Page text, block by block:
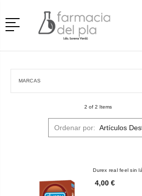
Menú
MARCAS
2 of 2 Items
Ordenar por:
Durex real feel sin
4,00 €